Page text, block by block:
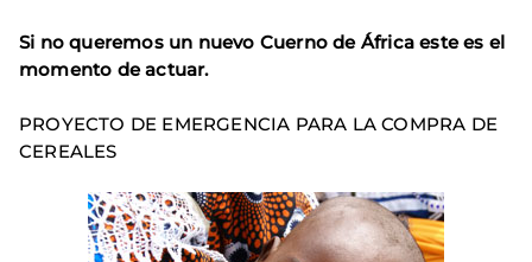
Si no queremos un nuevo Cuerno de África este es el
momento de actuar.
PROYECTO DE EMERGENCIA PARA LA COMPRA DE
CEREALES